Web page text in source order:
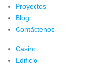
Proyectos
Blog
Contáctenos
Casino
Edificio